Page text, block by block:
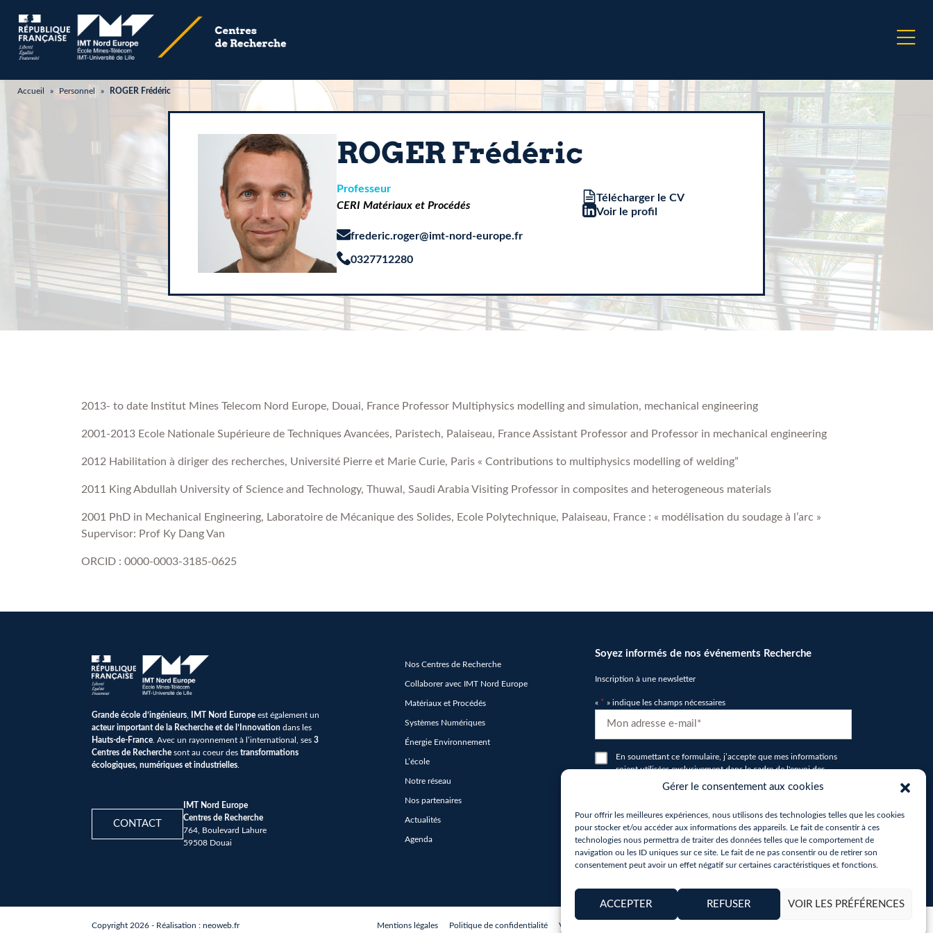
Gérer le consentement aux cookies
Pour offrir les meilleures expériences, nous utilisons des technologies telles que les cookies
pour stocker et/ou accéder aux informations des appareils. Le fait de consentir à ces
technologies nous permettra de traiter des données telles que le comportement de
navigation ou les ID uniques sur ce site. Le fait de ne pas consentir ou de retirer son
consentement peut avoir un effet négatif sur certaines caractéristiques et fonctions.
ACCEPTER REFUSER VOIR LES PRÉFÉRENCES
Accueil » Personnel » ROGER Frédéric
ROGER Frédéric
Professeur
CERI Matériaux et Procédés
frederic.roger@imt-nord-europe.fr
0327712280
Télécharger le CV
Voir le profil
2013- to date Institut Mines Telecom Nord Europe, Douai, France Professor Multiphysics modelling and simulation, mechanical engineering
2001-2013 Ecole Nationale Supérieure de Techniques Avancées, Paristech, Palaiseau, France Assistant Professor and Professor in mechanical engineering
2012 Habilitation à diriger des recherches, Université Pierre et Marie Curie, Paris « Contributions to multiphysics modelling of welding”
2011 King Abdullah University of Science and Technology, Thuwal, Saudi Arabia Visiting Professor in composites and heterogeneous materials
2001 PhD in Mechanical Engineering, Laboratoire de Mécanique des Solides, Ecole Polytechnique, Palaiseau, France : « modélisation du soudage à l’arc »
Supervisor: Prof Ky Dang Van
ORCID : 0000-0003-3185-0625
Grande école d’ingénieurs IMT Nord Europe est également un
acteur important de la Recherche et de l’Innovation dans les
Hauts-de-France . Avec un rayonnement à l’international, ses 3
Centres de Recherche sont au coeur des transformations
écologiques, numériques et industrielles
CONTACT
IMT Nord Europe
Centres de Recherche
764, Boulevard Lahure
59508 Douai
Nos Centres de Recherche
Collaborer avec IMT Nord Europe
Matériaux et Procédés
Systèmes Numériques
Énergie Environnement
L’école
Notre réseau
Nos partenaires
Actualités
Agenda
Soyez informés de nos événements Recherche
Inscription à une newsletter
« * » indique les champs nécessaires
*
RGPDEn soumettant ce formulaire, j’accepte que mes informations
soient utilisées exclusivement dans le cadre de l'envoi des
newsletters de la part d'IMT Nord Europe
*
Copyright 2026 - Réalisation : neoweb.fr Mentions légales Politique de confidentialité Vos droits sur vos données personnelles